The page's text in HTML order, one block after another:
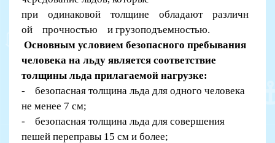
при одинаковой толщине обладают различн
ой прочностью и грузоподъемностью.
Основным условием безопасного пребывания
человека на льду является соответствие
толщины льда прилагаемой нагрузке:
- безопасная толщина льда для одного человека
не менее 7 см;
- безопасная толщина льда для совершения
пешей переправы 15 см и более;